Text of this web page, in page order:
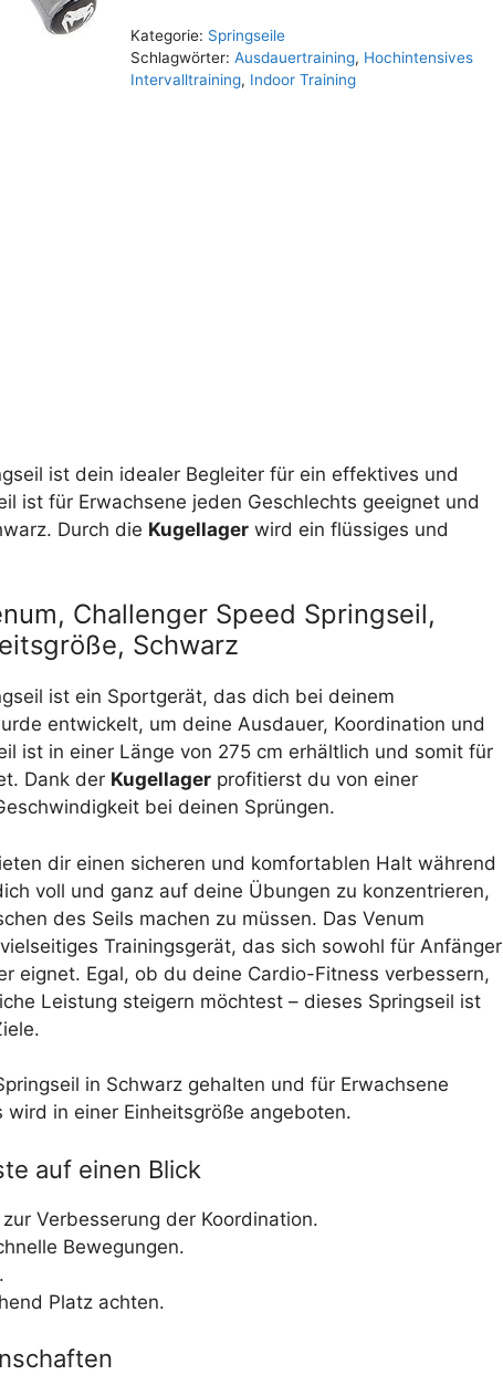
Kategorie: Springseile
Schlagwörter: Ausdauertraining, Hochintensives
Intervalltraining, Indoor Training
ist dein idealer Begleiter für ein effektives und
ist für Erwachsene jeden Geschlechts geeignet und
Durch die Kugellager wird ein flüssiges und
Challenger Speed Springseil,
Schwarz
ist ein Sportgerät, das dich bei deinem
entwickelt, um deine Ausdauer, Koordination und
ist in einer Länge von 275 cm erhältlich und somit für
Dank der Kugellager profitierst du von einer
bei deinen Sprüngen.
dir einen sicheren und komfortablen Halt während
voll und ganz auf deine Übungen zu konzentrieren,
des Seils machen zu müssen. Das Venum
Trainingsgerät, das sich sowohl für Anfänger
eignet. Egal, ob du deine Cardio-Fitness verbessern,
Leistung steigern möchtest – dieses Springseil ist
in Schwarz gehalten und für Erwachsene
in einer Einheitsgröße angeboten.
auf einen Blick
Verbesserung der Koordination.
Bewegungen.
Platz achten.